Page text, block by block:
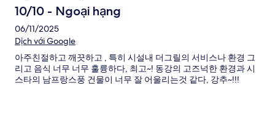
10/10 - Ngoại hạng
06/11/2025
Dịch với Google
아주친절하고 깨끗하고 , 특히 시설내 더그릴의 서비스나 환경 그
리고 음식 너무 너무 훌륭하다, 최고~! 동강의 고즈넉한 환경과 시
스타의 남프랑스풍 건물이 너무 잘 어울리는것 같다, 강추~!!!